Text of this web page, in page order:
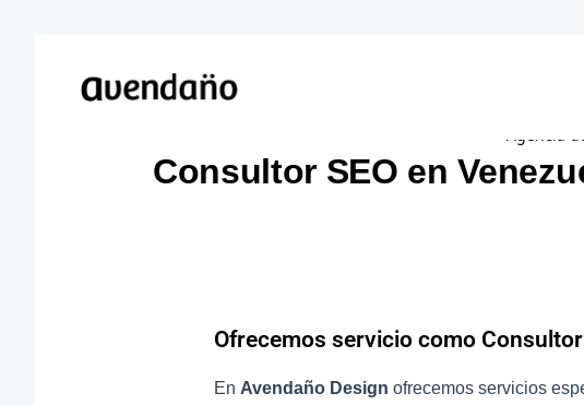
Consultor SEO en
Ofrecemos servicio como
En Avendaño Design ofrecemos servicios